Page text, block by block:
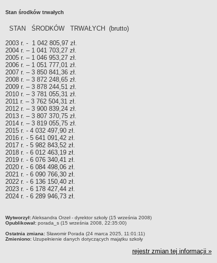
Zlikwidowane gimnazja
Przekształcone szkoły i placówki
Wielofunkcyjna Placówka
SPECJALNE OŚRODKI SZKOLNO-WYCHOWAWCZE
Specjalny Ośrodek nr 1
Specjalny Ośrodek nr 5
BURSA MIEJSKA
Dane podstawowe
Statut
Majątek
Godziny dyżurów
Ogłoszenie
Zarządzenia
Kontrole
Rejestry, ewidencje, archiwa
Sprawozdania
PORADNIE PSYCHOLOGICZNO-PEDAGOGICZNE
Zespół Poradni
Stan środków trwałych
STAN ŚRODKÓW TRWAŁYCH (brutto)
2003 r. - 1 042 805,97 zł.
2004 r. – 1 041 703,27 zł.
2005 r. – 1 046 953,27 zł.
2006 r. – 1 051 777,01 zł.
2007 r. – 3 850 841,36 zł.
2008 r. – 3 872 248,65 zł.
2009 r. – 3 878 244,51 zł.
2010 r. – 3 781 055,31 zł.
2011 r. – 3 762 504,31 zł.
2012 r. – 3 900 839,24 zł.
2013 r. – 3 807 370,75 zł.
2014 r. – 3 819 055,75 zł.
2015 r. - 4 032 497,90 zł.
2016 r. - 5 641 091,42 zł.
2017 r. - 5 982 843,52 zł.
2018 r. - 6 012 463,19 zł.
2019 r. - 6 076 340,41 zł.
2020 r. - 6 084 498,06 zł.
2021 r. - 6 090 766,30 zł.
2022 r. - 6 136 150,40 zł.
2023 r. - 6 178 427,44 zł.
2024 r. - 6 289 946,73 zł.
metryczka
Wytworzył:Aleksandra Orzeł - dyrektor szkoły (15 września 2008)
Opublikował: porada_s (15 września 2008, 22:35:00)
Ostatnia zmiana: Sławomir Porada (24 marca 2025, 11:01:11)
Zmieniono: Uzupełnienie danych dotyczących majątku szkoły
rejestr zmian tej informacji »